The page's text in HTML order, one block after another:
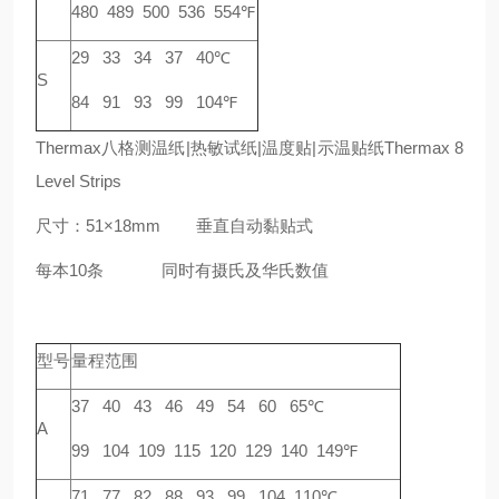
480 489 500 536 554℉
S
29 33 34 37 40℃
84 91 93 99 104℉
Thermax八格测温纸|热敏试纸|温度贴|示温贴纸Thermax 8
Level Strips
尺寸：51×18mm 垂直自动黏贴式
每本10条 同时有摄氏及华氏数值
型号量程范围
A
37 40 43 46 49 54 60 65℃
99 104 109 115 120 129 140 149℉